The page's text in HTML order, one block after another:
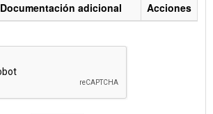
Documentación adicional Acciones